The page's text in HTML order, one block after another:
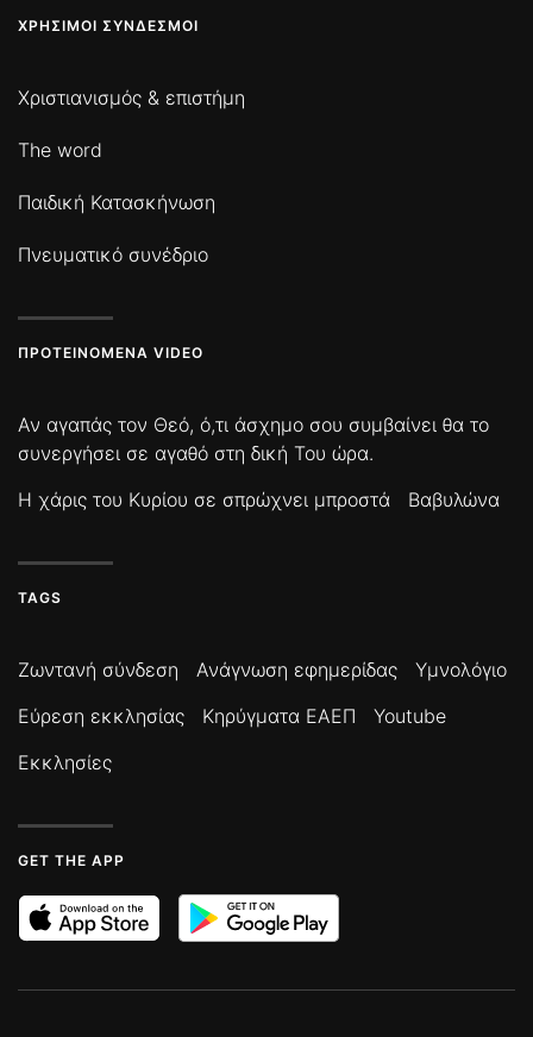
ΧΡΉΣΙΜΟΙ ΣΎΝΔΕΣΜΟΙ
Χριστιανισμός & επιστήμη
The word
Παιδική Κατασκήνωση
Πνευματικό συνέδριο
ΠΡΟΤΕΙΝΌΜΕΝΑ VIDEO
Αν αγαπάς τον Θεό, ό,τι άσχημο σου συμβαίνει θα το
συνεργήσει σε αγαθό στη δική Του ώρα.
Η χάρις του Κυρίου σε σπρώχνει μπροστά
Βαβυλώνα
TAGS
Ζωντανή σύνδεση Ανάγνωση εφημερίδας
Υμνολόγιο
Εύρεση εκκλησίας
Κηρύγματα ΕΑΕΠ
Youtube
Εκκλησίες
GET THE APP